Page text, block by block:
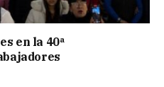
en la 40ª